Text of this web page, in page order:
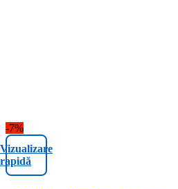
-7%
Vizualizare
rapidă